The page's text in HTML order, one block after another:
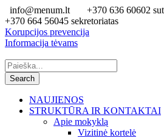
info@menum.lt
+370 636 60602
+370 664 56045 sekretoriatas
Korupcijos prevencija
Informacija tėvams
NAUJIENOS
STRUKTŪRA IR KONTAKTAI
Apie mokyklą
Vizitinė kortelė